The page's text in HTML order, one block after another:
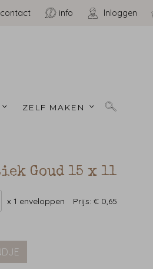
contact info Inloggen
ZELF MAKEN
Goud 15 x 11
x 1 enveloppen Prijs:€ 0,65